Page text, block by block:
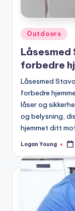
Posted
Outdoors
Låsesmed
forbedre
Låsesmed
forbedre
låser og
og belysning,
hjemmet ditt
Posted
Logan Young